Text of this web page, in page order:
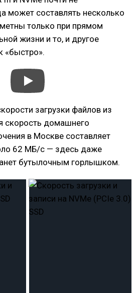
может составлять несколько
только при прямом
жизни и то, и другое
«быстро».
загрузки файлов из
скорость домашнего
в Москве составляет
62 МБ/с — здесь даже
бутылочным горлышком.